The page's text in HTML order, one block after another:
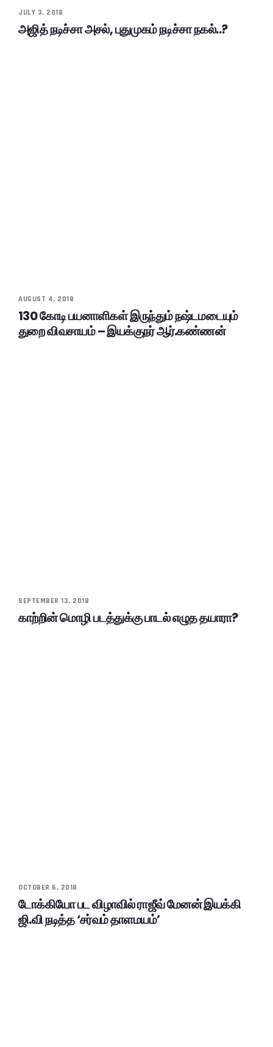
JULY 3, 2018
அஜித் நடிச்சா அசல், புதுமுகம் நடிச்சா நகல்..?
AUGUST 4, 2018
130 கோடி பயனாளிகள் இருந்தும் நஷ்டமடையும்
துறை விவசாயம் – இயக்குநர் ஆர்.கண்ணன்
SEPTEMBER 13, 2018
காற்றின் மொழி படத்துக்கு பாடல் எழுத தயாரா?
OCTOBER 6, 2018
டோக்கியோ பட விழாவில் ராஜீவ் மேனன் இயக்கி
ஜி.வி நடித்த ‘சர்வம் தாளமயம்’